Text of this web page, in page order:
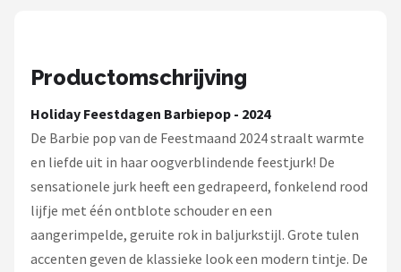
Productomschrijving
Holiday Feestdagen Barbiepop - 2024
De Barbie pop van de Feestmaand 2024 straalt warmte
en liefde uit in haar oogverblindende feestjurk! De
sensationele jurk heeft een gedrapeerd, fonkelend rood
lijfje met één ontblote schouder en een
aangerimpelde, geruite rok in baljurkstijl. Grote tulen
accenten geven de klassieke look een modern tintje. De